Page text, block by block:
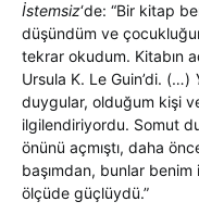
İstemsiz‘de: “Bir kitap
düşündüm ve
tekrar okudum. Kitabın
Ursula K. Le Guin’di. (…)
duygular, olduğum kişi
ilgilendiriyordu. Somut
önünü açmıştı, daha
başımdan, bunlar benim
ölçüde güçlüydü.”